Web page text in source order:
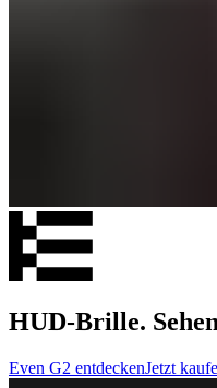
HUD-Brille.
Even G2 entdeckenJetzt